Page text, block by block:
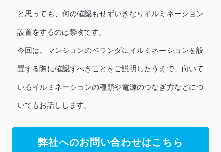
と思っても、何の確認もせずいきなりイルミネーション
設置をするのは禁物です。
今回は、マンションのベランダにイルミネーションを設
置する際に確認すべきことをご説明したうえで、向いて
いるイルミネーションの種類や電源のつなぎ方などにつ
いてもお話しします。
弊社へのお問い合わせはこちら